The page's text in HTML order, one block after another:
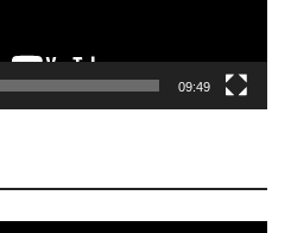
09:49